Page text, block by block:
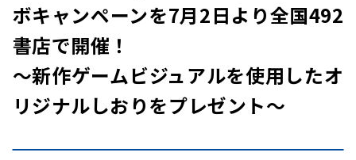
ボキャンペーンを7月2日より全国492
書店で開催！
～新作ゲームビジュアルを使用したオ
リジナルしおりをプレゼント～